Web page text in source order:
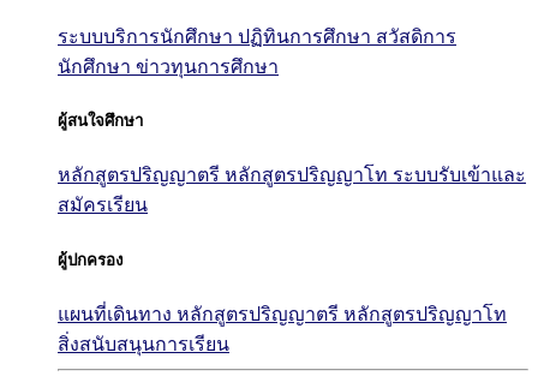
ระบบบริการนักศึกษา ปฏิทินการศึกษา สวัสดิการ
นักศึกษา ข่าวทุนการศึกษา
ผู้สนใจศึกษา
หลักสูตรปริญญาตรี หลักสูตรปริญญาโท ระบบรับเข้าและ
สมัครเรียน
ผู้ปกครอง
แผนที่เดินทาง หลักสูตรปริญญาตรี หลักสูตรปริญญาโท
สิ่งสนับสนุนการเรียน